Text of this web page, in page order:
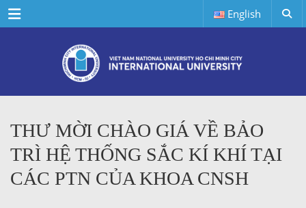
Menu English
THƯ MỜI CHÀO GIÁ VỀ BẢO
TRÌ HỆ THỐNG SẮC KÍ KHÍ TẠI
CÁC PTN CỦA KHOA CNSH